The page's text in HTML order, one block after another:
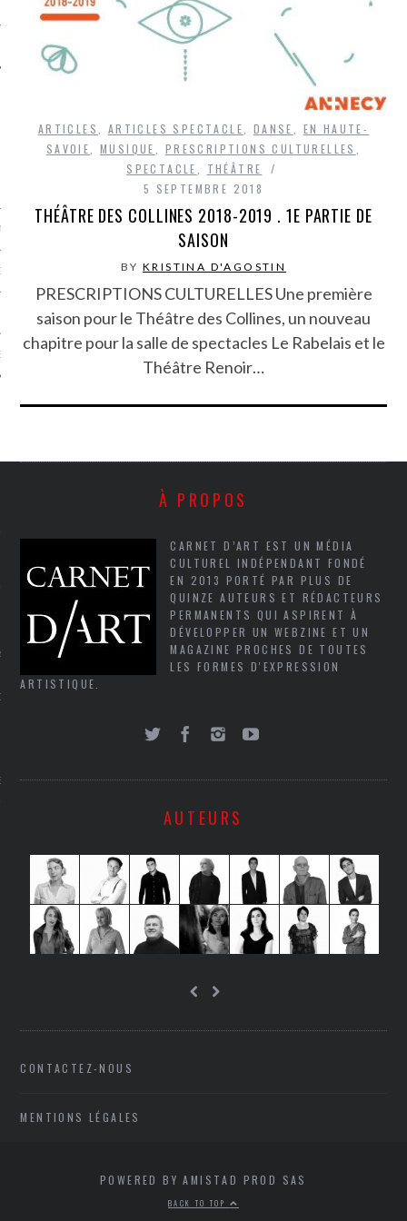
CARAVELLE
PODCAST
CARAVELLE
CARAVELLE
PODCAST
ARTICLES ARTICLES SPECTACLE DANSE
EN HAUTE-
SAVOIE
,MUSIQUE PRESCRIPTIONS CULTURELLES
SPECTACLE
THÉÂTRE
5 SEPTEMBRE 2018
THÉÂTRE DES COLLINES 2018-2019 . 1E PARTIE DE
SAISON
BY KRISTINA D'AGOSTIN
PRESCRIPTIONS CULTURELLES Une première
saison pour le Théâtre des Collines, un nouveau
chapitre pour la salle de spectacles Le Rabelais et le
Théâtre Renoir…
À PROPOS
CARNET D’ART EST UN MÉDIA
CULTUREL INDÉPENDANT FONDÉ
EN 2013 PORTÉ PAR PLUS DE
QUINZE AUTEURS ET RÉDACTEURS
PERMANENTS QUI ASPIRENT À
DÉVELOPPER UN WEBZINE ET UN
MAGAZINE PROCHES DE TOUTES
LES FORMES D'EXPRESSION
ARTISTIQUE.
AUTEURS
CONTACTEZ-NOUS
MENTIONS LÉGALES
POWERED BY AMISTAD PROD SAS
BACK TO TOP